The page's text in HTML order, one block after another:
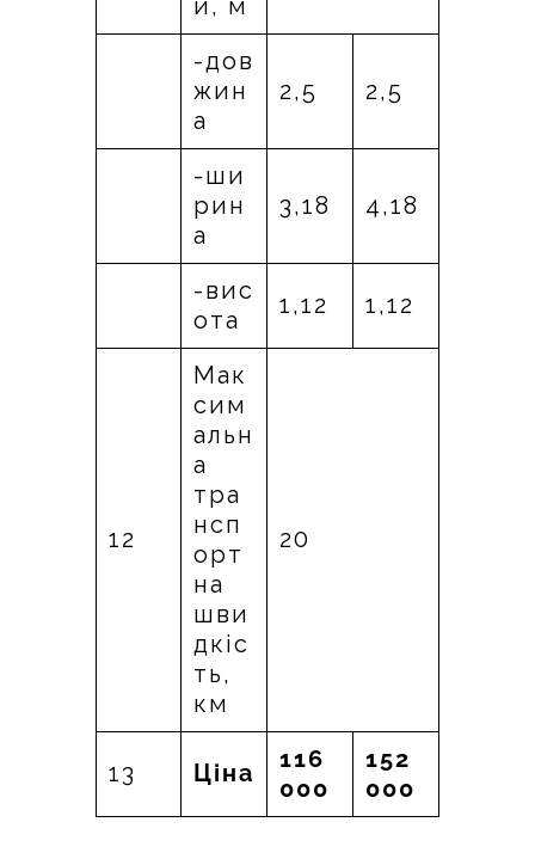
-дов
жин
а
2,5 2,5
-ши
рин
а
3,18 4,18
-вис
ота
1,12 1,12
12
Мак
сим
альн
а
тра
нсп
орт
на
шви
дкіс
ть,
км
20
13 Ціна
116
000
152
000